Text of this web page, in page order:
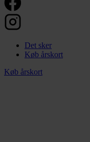
Det sker
Køb årskort
Køb årskort